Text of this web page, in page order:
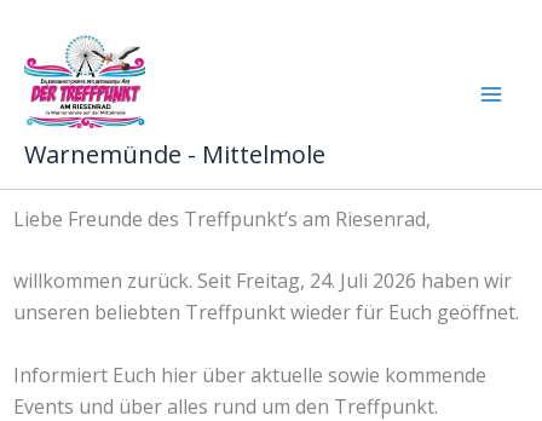
springen
Warnemünde - Mittelmole
Liebe Freunde des Treffpunkt’s am Riesenrad,
willkommen zurück. Seit Freitag, 24. Juli 2026 haben wir
unseren beliebten Treffpunkt wieder für Euch geöffnet.
Informiert Euch hier über aktuelle sowie kommende
Events und über alles rund um den Treffpunkt.